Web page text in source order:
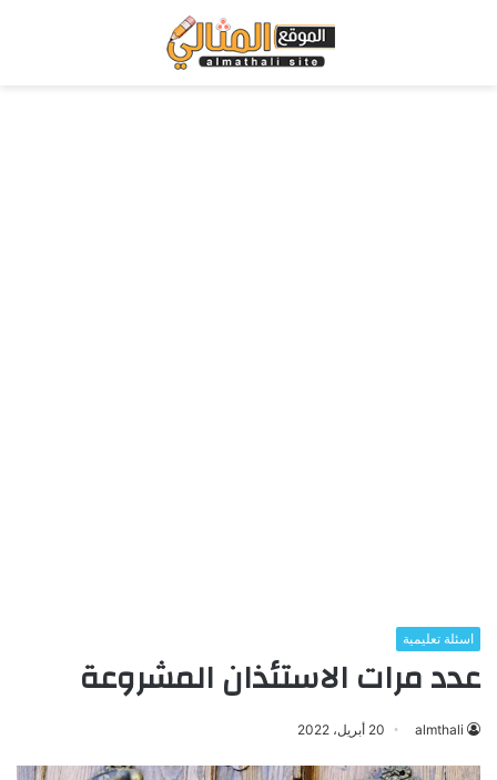
اسئلة تعليمية
عدد مرات الاستئذان المشروعة
almthali 20 أبريل، 2022